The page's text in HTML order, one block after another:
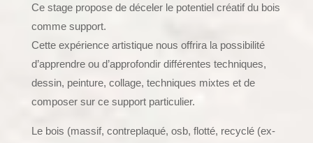
Ce stage propose de déceler le potentiel créatif du bois
comme support.
Cette expérience artistique nous offrira la possibilité
d’apprendre ou d’approfondir différentes techniques,
dessin, peinture, collage, techniques mixtes et de
composer sur ce support particulier.
Le bois (massif, contreplaqué, osb, flotté, recyclé (ex-